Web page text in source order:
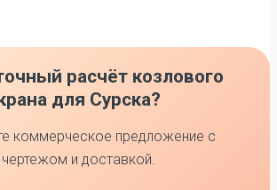
расчёт козлового
для Сурска?
коммерческое предложение с
чертежом и доставкой.